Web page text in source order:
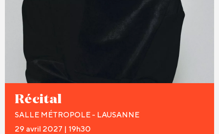
Récital
SALLE MÉTROPOLE - LAUSANNE
29 avril 2027 | 19h30